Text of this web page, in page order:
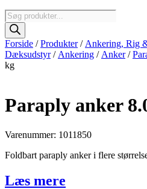
Products
search
Forside /Produkter/ Ankering, Rig
Dæksudstyr/ Ankering / Anker/
kg
Paraply anker
Varenummer: 1011850
Foldbart paraply anker i flere
Læs mere